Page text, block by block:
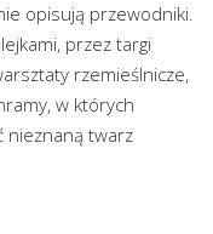
opisują przewodniki.
przez targi
rzemieślnicze,
w których
nieznaną twarz